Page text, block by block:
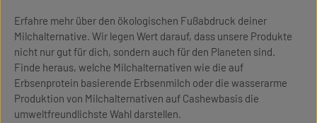
Erfahre mehr über den ökologischen Fußabdruck deiner
Milchalternative. Wir legen Wert darauf, dass unsere Produkte
nicht nur gut für dich, sondern auch für den Planeten sind.
Finde heraus, welche Milchalternativen wie die auf
Erbsenprotein basierende Erbsenmilch oder die wasserarme
Produktion von Milchalternativen auf Cashewbasis die
umweltfreundlichste Wahl darstellen.